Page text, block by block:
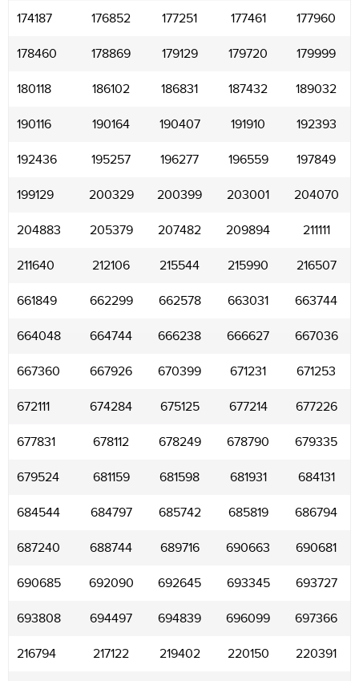
174187 176852 177251 177461 177960
178460 178869 179129 179720 179999
180118 186102 186831 187432 189032
190116 190164 190407 191910 192393
192436 195257 196277 196559 197849
199129 200329 200399 203001 204070
204883 205379 207482 209894 211111
211640 212106 215544 215990 216507
661849 662299 662578 663031 663744
664048 664744 666238 666627 667036
667360 667926 670399 671231 671253
672111 674284 675125 677214 677226
677831 678112 678249 678790 679335
679524 681159 681598 681931 684131
684544 684797 685742 685819 686794
687240 688744 689716 690663 690681
690685 692090 692645 693345 693727
693808 694497 694839 696099 697366
216794 217122 219402 220150 220391